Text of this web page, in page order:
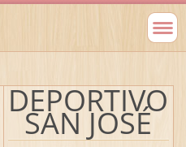
DEPORTIVO
SAN JOSÉ